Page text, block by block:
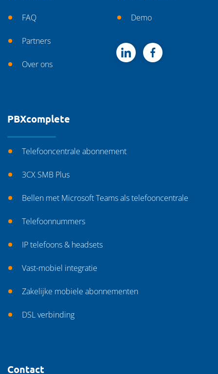
FAQ
Partners
Over ons
Demo
PBXcomplete
Telefooncentrale abonnement
3CX SMB Plus
Bellen met Microsoft Teams als telefooncentrale
Telefoonnummers
IP telefoons & headsets
Vast-mobiel integratie
Zakelijke mobiele abonnementen
DSL verbinding
Contact